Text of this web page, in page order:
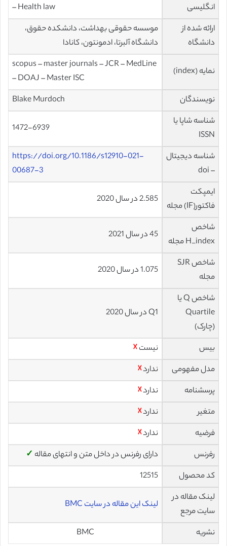
انگلیسی
– Health law
ارائه شده از
دانشگاه
موسسه حقوقی بهداشت، دانشکده حقوق،
دانشگاه آلبرتا، ادمونتون، کانادا
نمایه (index)
scopus – master journals – JCR – MedLine
– DOAJ – Master ISC
نویسندگان
Blake Murdoch
شناسه شاپا یا
ISSN
1472-6939
شناسه دیجیتال
– doi
https://doi.org/10.1186/s12910-021-
00687-3
ایمپکت
فاکتور(IF) مجله
2.585 در سال 2020
شاخص
H_index مجله
45 در سال 2021
شاخص SJR
مجله
1.075 در سال 2020
شاخص Q یا
Quartile
(چارک)
Q1 در سال 2020
بیس نیست☓
مدل مفهومی
ندارد☓
پرسشنامه
ندارد☓
متغیر
ندارد☓
فرضیه
ندارد☓
رفرنس
دارای رفرنس در داخل متن و انتهای مقاله ✓
کد محصول
12515
لینک مقاله در
سایت مرجع
لینک این مقاله در سایت BMC
نشریه BMC